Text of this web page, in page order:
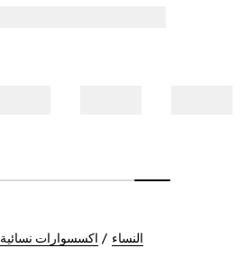
النساء اكسسوارات نسائية